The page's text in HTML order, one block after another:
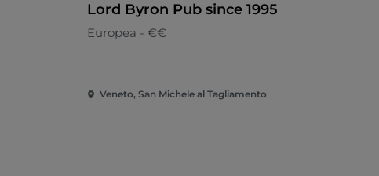
Lord Byron Pub since 1995
Europea - €€
Veneto, San Michele al Tagliamento